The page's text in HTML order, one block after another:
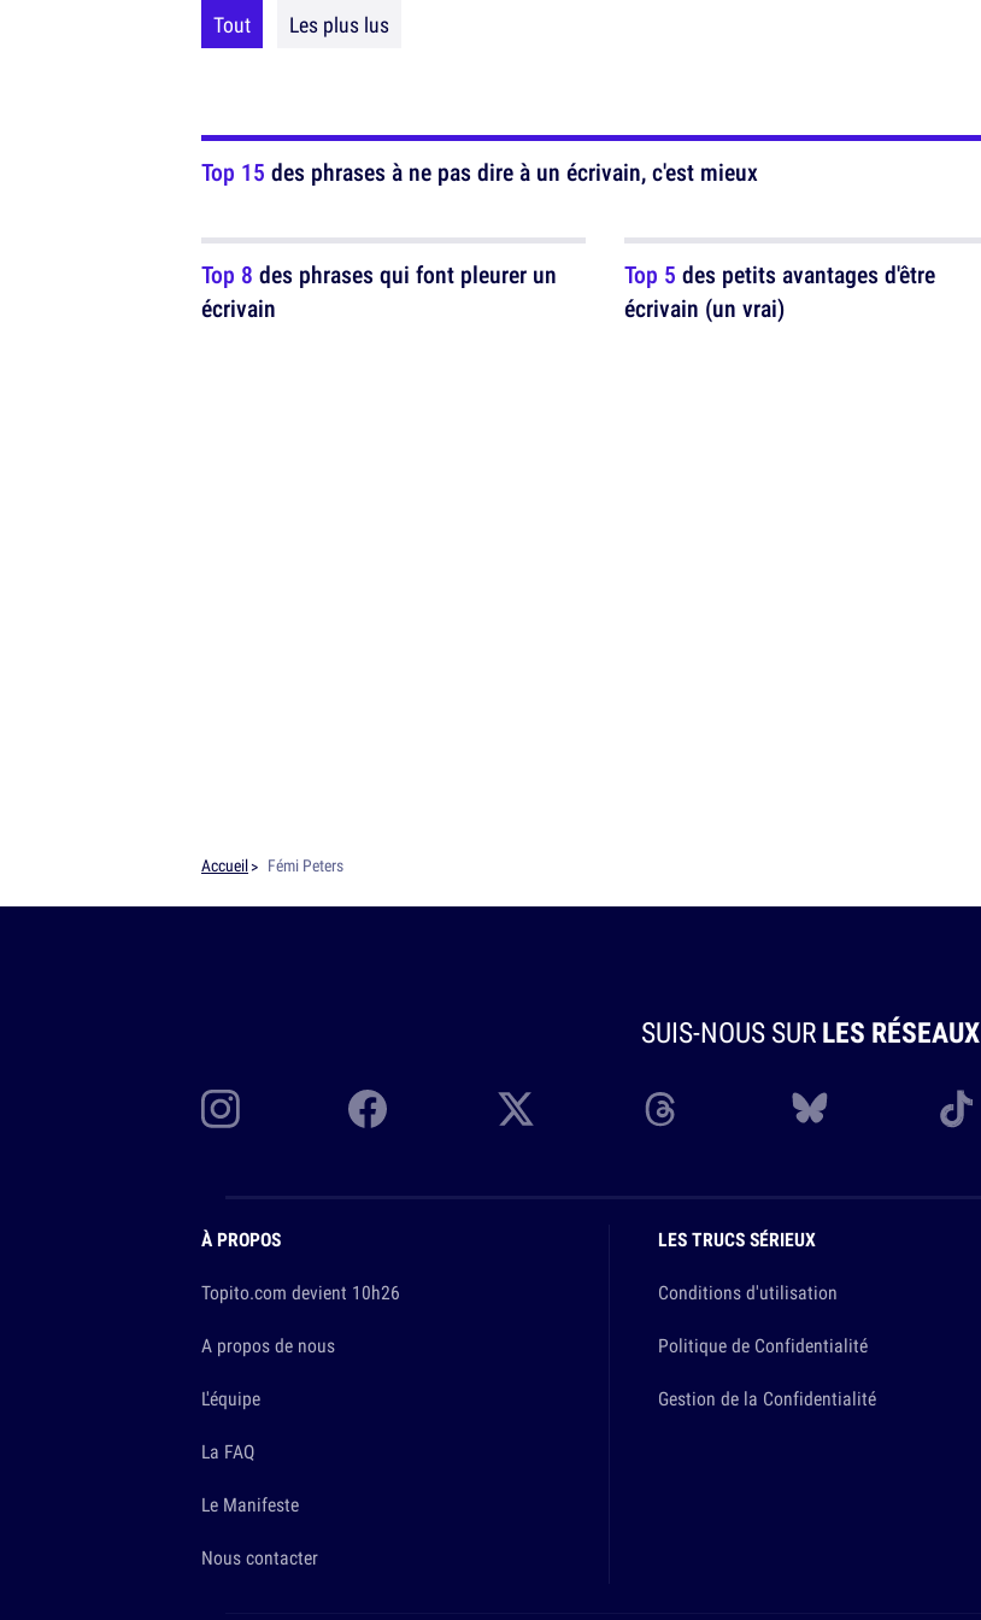
Tout Les plus lus
Top 15 des phrases à ne pas dire à un écrivain, c'est mieux
Top 8 des phrases qui font pleurer un
écrivain
Top 5 des petits avantages d'être
écrivain (un vrai)
Accueil Fémi Peters
SUIS-NOUS SURLES RÉSEAUX
À PROPOS
Topito.com devient 10h26
A propos de nous
L'équipe
La FAQ
Le Manifeste
Nous contacter
LES TRUCS SÉRIEUX
Conditions d'utilisation
Politique de Confidentialité
Gestion de la Confidentialité